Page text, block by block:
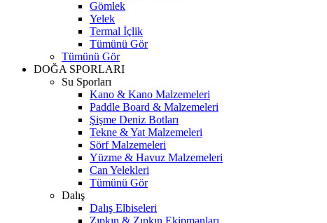
Gömlek
Yelek
Termal İçlik
Tümünü Gör
Tümünü Gör
DOĞA SPORLARI
Su Sporları
Kano & Kano Malzemeleri
Paddle Board & Malzemeleri
Şişme Deniz Botları
Tekne & Yat Malzemeleri
Sörf Malzemeleri
Yüzme & Havuz Malzemeleri
Can Yelekleri
Tümünü Gör
Dalış
Dalış Elbiseleri
Zıpkın & Zıpkın Ekipmanları